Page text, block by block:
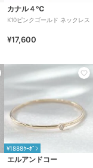
カナル４℃
K10ピンクゴールド ネックレス
¥17,600
¥1888ｸｰﾎﾟﾝ
エルアンドコー